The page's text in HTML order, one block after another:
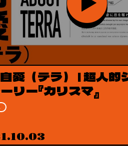
愛（テラ） | 超人的
リー『カリスマ』